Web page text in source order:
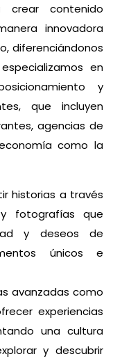
crear contenido
innovadora
diferenciándonos
en
y
que incluyen
agencias de
como la
historias a través
y fotografías que
y deseos de
únicos e
avanzadas como
experiencias
una cultura
y descubrir